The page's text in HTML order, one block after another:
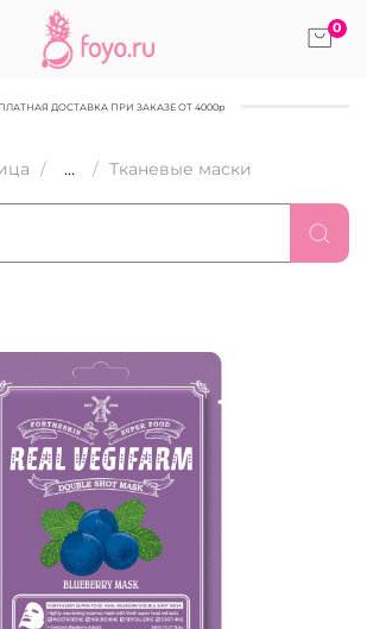
0
ДОСТАВКА ПРИ ЗАКАЗЕ ОТ 4000р
... Тканевые маски